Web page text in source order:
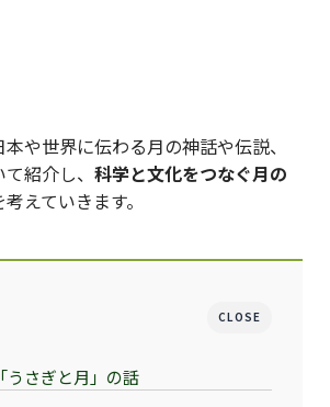
や世界に伝わる月の神話や伝説、
紹介し、 科学と文化をつなぐ月の
考えていきます。
CLOSE
うさぎと月」の話